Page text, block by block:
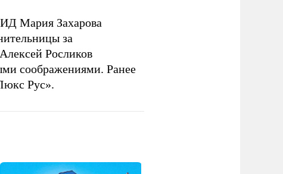
Мария Захарова
за
Росликов
соображениями. Ранее
Рус».